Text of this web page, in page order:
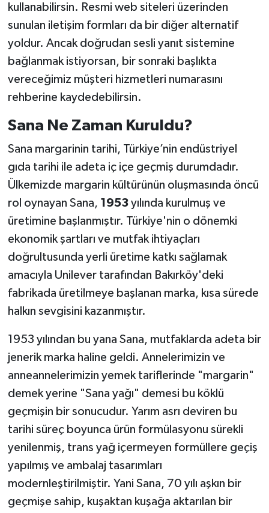
kullanabilirsin. Resmi web siteleri üzerinden
sunulan iletişim formları da bir diğer alternatif
yoldur. Ancak doğrudan sesli yanıt sistemine
bağlanmak istiyorsan, bir sonraki başlıkta
vereceğimiz müşteri hizmetleri numarasını
rehberine kaydedebilirsin.
Sana Ne Zaman Kuruldu?
Sana margarinin tarihi, Türkiye’nin endüstriyel
gıda tarihi ile adeta iç içe geçmiş durumdadır.
Ülkemizde margarin kültürünün oluşmasında öncü
rol oynayan Sana, 1953yılında kurulmuş ve
üretimine başlanmıştır. Türkiye'nin o dönemki
ekonomik şartları ve mutfak ihtiyaçları
doğrultusunda yerli üretime katkı sağlamak
amacıyla Unilever tarafından Bakırköy'deki
fabrikada üretilmeye başlanan marka, kısa sürede
halkın sevgisini kazanmıştır.
1953 yılından bu yana Sana, mutfaklarda adeta bir
jenerik marka haline geldi. Annelerimizin ve
anneannelerimizin yemek tariflerinde "margarin"
demek yerine "Sana yağı" demesi bu köklü
geçmişin bir sonucudur. Yarım asrı deviren bu
tarihi süreç boyunca ürün formülasyonu sürekli
yenilenmiş, trans yağ içermeyen formüllere geçiş
yapılmış ve ambalaj tasarımları
modernleştirilmiştir. Yani Sana, 70 yılı aşkın bir
geçmişe sahip, kuşaktan kuşağa aktarılan bir